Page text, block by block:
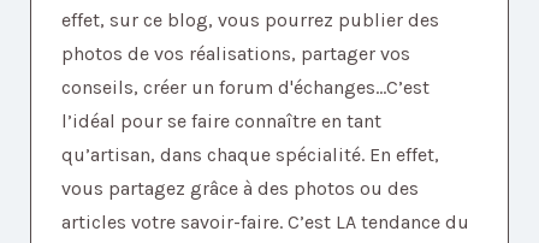
effet, sur ce blog, vous pourrez publier des
photos de vos réalisations, partager vos
conseils, créer un forum d'échanges...C’est
l’idéal pour se faire connaître en tant
qu’artisan, dans chaque spécialité. En effet,
vous partagez grâce à des photos ou des
articles votre savoir-faire. C’est LA tendance du